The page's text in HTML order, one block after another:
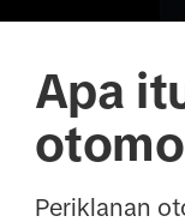
Apa
Periklanan